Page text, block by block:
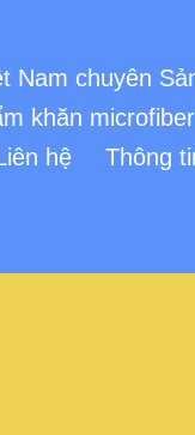
Nam chuyên
khăn microfiber
hệ Thông